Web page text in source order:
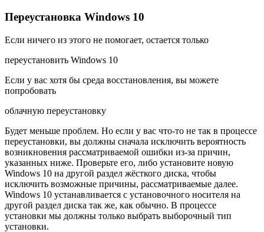
Переустановка Windows 10
Если ничего из этого не помогает, остается только
переустановить Windows 10
Если у вас хотя бы среда восстановления, вы можете
попробовать
облачную переустановку
Будет меньше проблем. Но если у вас что-то не так в процессе
переустановки, вы должны сначала исключить вероятность
возникновения рассматриваемой ошибки из-за причин,
указанных ниже. Проверьте его, либо установите новую
Windows 10 на другой раздел жёсткого диска, чтобы
исключить возможные причины, рассматриваемые далее.
Windows 10 устанавливается с установочного носителя на
другой раздел диска так же, как обычно. В процессе
установки мы должны только выбрать выборочный тип
установки.